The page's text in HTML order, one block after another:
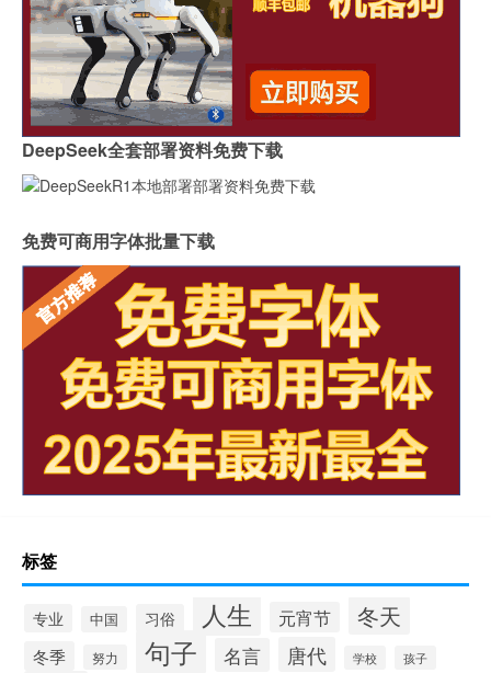
DeepSeek全套部署资料免费下载
免费可商用字体批量下载
标签
专业 中国 习俗 人生 元宵节 冬天
冬季 努力 句子 名言 唐代 学校 孩子